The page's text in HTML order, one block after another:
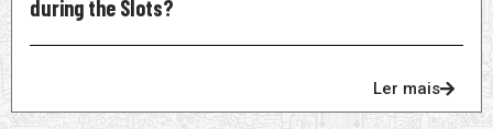
during the Slots?
Ler mais